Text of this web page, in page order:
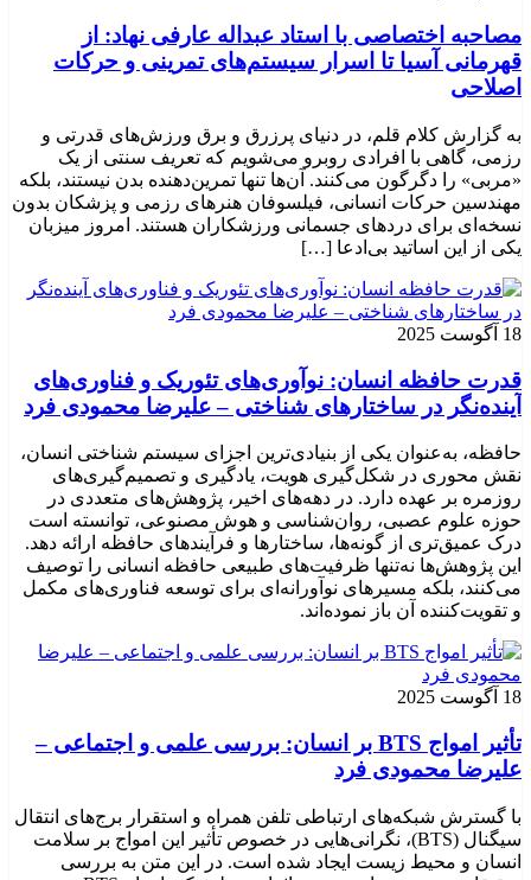
مصاحبه اختصاصی با استاد عبداله عارفی نهاد: از
قهرمانی آسیا تا اسرار سیستم‌های تمرینی و حرکات
اصلاحی
به گزارش کلام قلم، در دنیای پرزرق و برق ورزش‌های قدرتی و
رزمی، گاهی با افرادی روبرو می‌شویم که تعریف سنتی از یک
«مربی» را دگرگون می‌کنند. آن‌ها تنها تمرین‌دهنده بدن نیستند، بلکه
مهندسین حرکات انسانی، فیلسوفان هنرهای رزمی و پزشکان بدون
نسخه‌ای برای دردهای جسمانی ورزشکاران هستند. امروز میزبان
یکی از این اساتید بی‌ادعا […]
18 آگوست 2025
قدرت حافظه انسان: نوآوری‌های تئوریک و فناوری‌های
آینده‌نگر در ساختارهای شناختی – علیرضا محمودی فرد
حافظه، به‌عنوان یکی از بنیادی‌ترین اجزای سیستم شناختی انسان،
نقش محوری در شکل‌گیری هویت، یادگیری و تصمیم‌گیری‌های
روزمره بر عهده دارد. در دهه‌های اخیر، پژوهش‌های متعددی در
حوزه علوم عصبی، روان‌شناسی و هوش مصنوعی، توانسته‌ است
درک عمیق‌تری از گونه‌ها، ساختارها و فرآیندهای حافظه ارائه دهد.
این پژوهش‌ها نه‌تنها ظرفیت‌های طبیعی حافظه انسانی را توصیف
می‌کنند، بلکه مسیرهای نوآورانه‌ای برای توسعه فناوری‌های مکمل
و تقویت‌کننده آن باز نموده‌اند.
18 آگوست 2025
تأثیر امواج BTS بر انسان: بررسی علمی و اجتماعی –
علیرضا محمودی فرد
با گسترش شبکه‌های ارتباطی تلفن همراه و استقرار برج‌های انتقال
سیگنال (BTS)، نگرانی‌هایی در خصوص تأثیر این امواج بر سلامت
انسان و محیط زیست ایجاد شده است. در این متن به بررسی